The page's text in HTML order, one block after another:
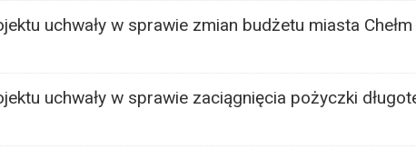
uchwały w sprawie zmian budżetu miasta
uchwały w sprawie zaciągnięcia pożyczki